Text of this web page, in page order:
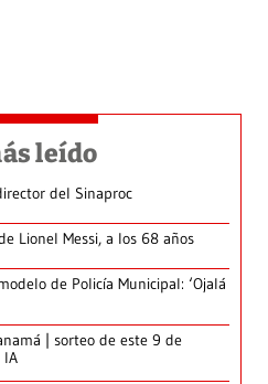
leído
del Sinaproc
Lionel Messi, a los 68 años
de Policía Municipal: ‘Ojalá
| sorteo de este 9 de
IA